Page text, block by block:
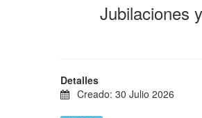
Jubilaciones
Detalles
Creado: 30 Julio 2026